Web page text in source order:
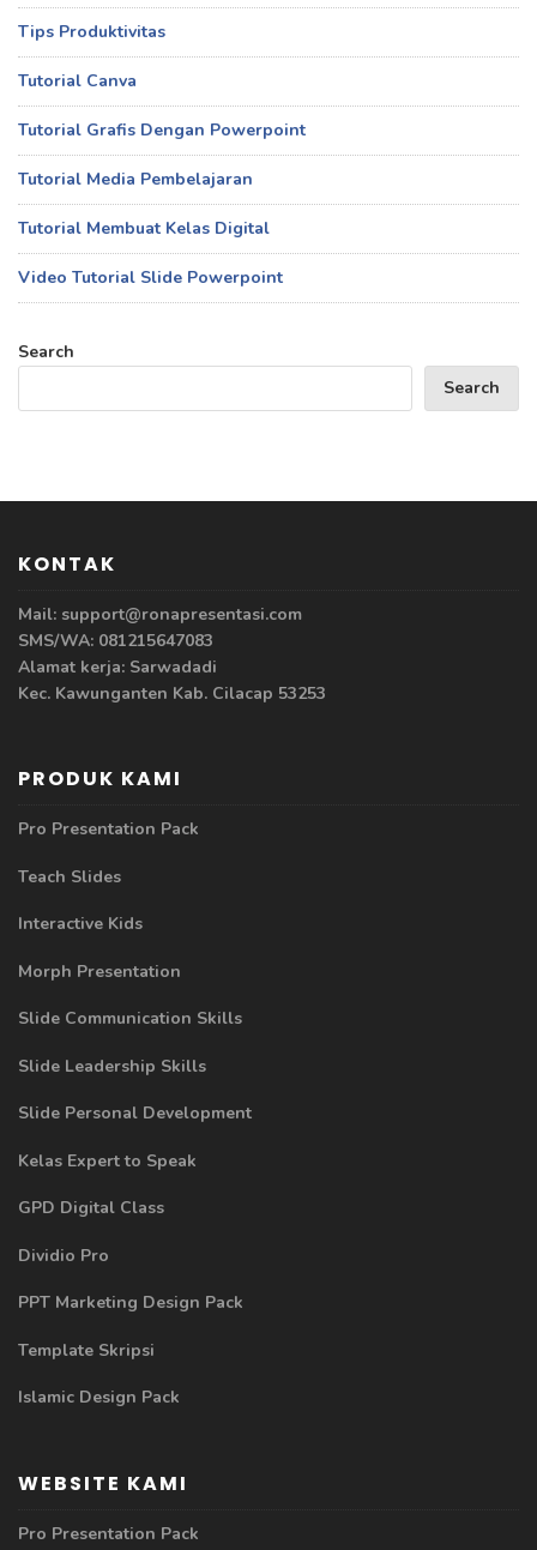
Tips Produktivitas
Tutorial Canva
Tutorial Grafis Dengan Powerpoint
Tutorial Media Pembelajaran
Tutorial Membuat Kelas Digital
Video Tutorial Slide Powerpoint
Search
Search
KONTAK
Mail: support@ronapresentasi.com
SMS/WA: 081215647083
Alamat kerja: Sarwadadi
Kec. Kawunganten Kab. Cilacap 53253
PRODUK KAMI
Pro Presentation Pack
Teach Slides
Interactive Kids
Morph Presentation
Slide Communication Skills
Slide Leadership Skills
Slide Personal Development
Kelas Expert to Speak
GPD Digital Class
Dividio Pro
PPT Marketing Design Pack
Template Skripsi
Islamic Design Pack
WEBSITE KAMI
Pro Presentation Pack